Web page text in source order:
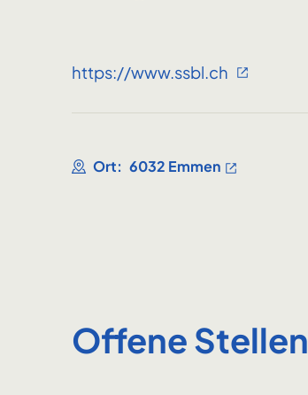
https://www.ssbl.ch
Ort: 6032 Emmen
Offene Stellen